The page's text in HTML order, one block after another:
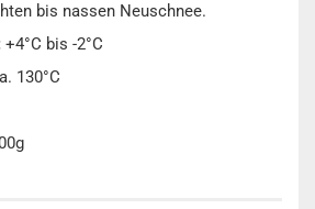
bis nassen Neuschnee.
+4°C bis -2°C
130°C